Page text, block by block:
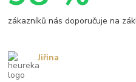
zákazníků nás doporučuje na
Jiřina